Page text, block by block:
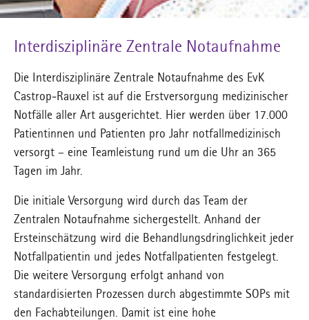
Interdisziplinäre Zentrale Notaufnahme
Die Interdisziplinäre Zentrale Notaufnahme des EvK
Castrop-Rauxel ist auf die Erstversorgung medizinischer
Notfälle aller Art ausgerichtet. Hier werden über 17.000
Patientinnen und Patienten pro Jahr notfallmedizinisch
versorgt – eine Teamleistung rund um die Uhr an 365
Tagen im Jahr.
Die initiale Versorgung wird durch das Team der
Zentralen Notaufnahme sichergestellt. Anhand der
Ersteinschätzung wird die Behandlungsdringlichkeit jeder
Notfallpatientin und jedes Notfallpatienten festgelegt.
Die weitere Versorgung erfolgt anhand von
standardisierten Prozessen durch abgestimmte SOPs mit
den Fachabteilungen. Damit ist eine hohe